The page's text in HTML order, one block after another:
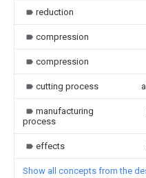
reduction
compression
compression
cutting process
manufacturing
process
effects
Show all concepts from the